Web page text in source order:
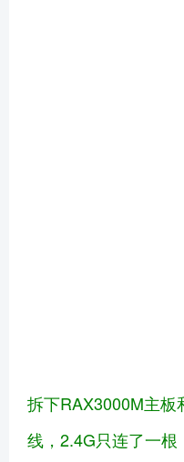
拆下RAX3000M主板
线，2.4G只连了一